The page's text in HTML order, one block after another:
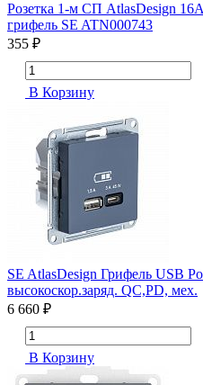
Розетка 1-м СП AtlasDesign
грифель SE ATN000743
355 ₽
В Корзину
SE AtlasDesign Грифель USB
высокоскор.заряд. QC,PD, мех.
6 660 ₽
В Корзину